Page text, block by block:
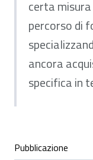
certa
percorso di
ancora
specifica in
Condivisione
Pubblicazione